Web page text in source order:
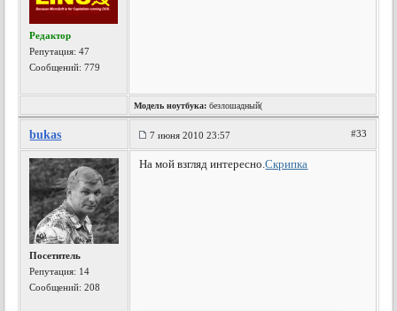
Редактор
Репутация:47
Сообщений: 779
Модель ноутбука: безлошадный(
bukas 7 июня 2010 23:57 #33
Посетитель
Репутация: 14
Сообщений: 208
На мой взгляд интересно.Скрипка